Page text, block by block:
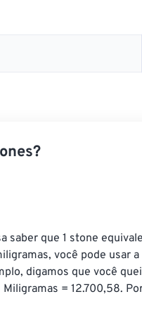
saber que 1 stone
você pode usar
digamos que você
= 12.700,58.